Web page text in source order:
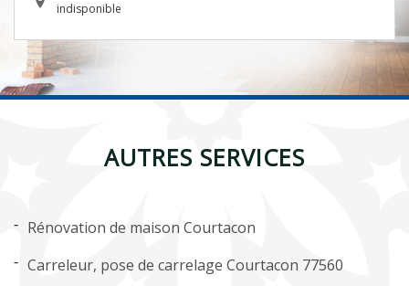
indisponible
AUTRES SERVICES
Rénovation de maison Courtacon
Carreleur, pose de carrelage Courtacon 77560